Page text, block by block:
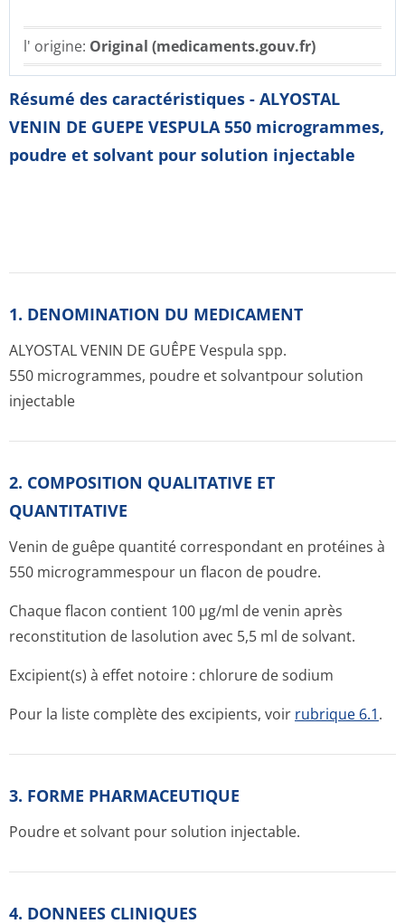
l' origine: Original (medicaments.gouv.fr)
Résumé des caractéristiques - ALYOSTAL
VENIN DE GUEPE VESPULA 550 microgrammes,
poudre et solvant pour solution injectable
1. DENOMINATION DU MEDICAMENT
ALYOSTAL VENIN DE GUÊPE Vespula spp.
550 microgrammes, poudre et solvantpour solution
injectable
2. COMPOSITION QUALITATIVE ET
QUANTITATIVE
Venin de guêpe quantité correspondant en protéines à
550 microgram­mespour un flacon de poudre.
Chaque flacon contient 100 µg/ml de venin après
reconstitution de lasolution avec 5,5 ml de solvant.
Excipient(s) à effet notoire : chlorure de sodium
Pour la liste complète des excipients, voir rubrique 6.1.
3. FORME PHARMACEUTIQUE
Poudre et solvant pour solution injectable.
4. DONNEES CLINIQUES